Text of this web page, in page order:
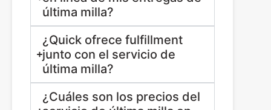
última milla?
¿Quick ofrece fulfillment
junto con el servicio de
última milla?
¿Cuáles son los precios del